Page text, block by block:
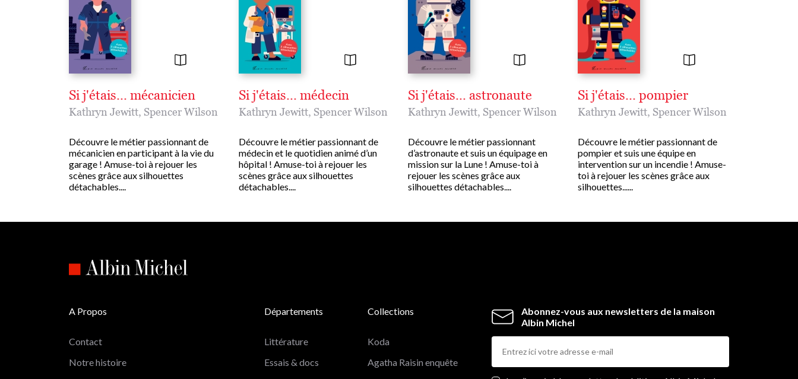
Si j'étais... mécanicien
Kathryn Jewitt, Spencer Wilson
Découvre le métier passionnant de
mécanicien en participant à la vie du
garage ! Amuse-toi à rejouer les
scènes grâce aux silhouettes
détachables....
Si j'étais... médecin
Kathryn Jewitt, Spencer Wilson
Découvre le métier passionnant de
médecin et le quotidien animé d’un
hôpital ! Amuse-toi à rejouer les
scènes grâce aux silhouettes
détachables....
Si j'étais... astronaute
Kathryn Jewitt, Spencer Wilson
Découvre le métier passionnant
d’astronaute et suis un équipage en
mission sur la Lune ! Amuse-toi à
rejouer les scènes grâce aux
silhouettes détachables....
Si j'étais... pompier
Kathryn Jewitt, Spencer Wilson
Découvre le métier passionnant de
pompier et suis une équipe en
intervention sur un incendie ! Amuse-
toi à rejouer les scènes grâce aux
silhouettes......
Abonnez-vous aux newsletters de la maison
Albin Michel
A Propos
Contact
Notre histoire
Départements
Littérature
Essais & docs
Collections
Koda
Agatha Raisin enquête